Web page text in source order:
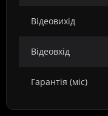
Відеовихід
Відеовхід
Гарантія (міс)